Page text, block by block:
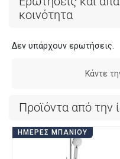
κοινότητα
Δεν υπάρχουν ερωτήσεις.
Κάντε
Προϊόντα από την
ΗΜΈΡΕΣ ΜΠΆΝΙΟΥ